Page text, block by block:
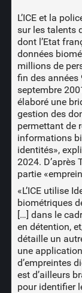
L’ICE et la
sur les talents
dont l’Etat
données
millions de
fin des années
septembre
élaboré une
gestion des
permettant de
informations
identités»,
2024. D’après
partie
«L’ICE utilise
biométriques
[…] dans le
en détention,
détaille un
une
d’empreintes
est d’ailleurs
pour identifier